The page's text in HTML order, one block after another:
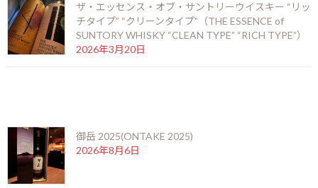
御岳 2025(ONTAKE 2025)
2026年8月6日
ザ・エッセンス・オブ・サントリーウイスキー “リッ
チタイプ” “クリーンタイプ”（THE ESSENCE of
SUNTORY WHISKY “CLEAN TYPE” “RICH TYPE”）
2026年3月20日
御岳 2025(ONTAKE 2025)
2026年8月6日